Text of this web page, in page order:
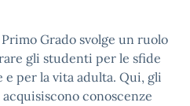
Grado svolge un ruolo
gli studenti per le sfide
per la vita adulta. Qui, gli
conoscenze